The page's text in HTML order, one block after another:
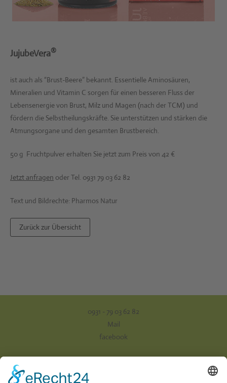
JujubeVera®
ist auch als “Brust-Beere” bekannt. Essentielle Aminosäuren,
Mineralien und Vitamin C sorgen für einen besseren Fluss der
Lebensenergie von Brust, Milz und Magen (nach der TCM) und
fördern die Selbstheilungskräfte. Sie unterstützen und stärken die
Atmungsorgane und den gesamten Brustbereich.
50 g Fruchtpulver erhalten Sie jetzt zum Preis von 42 €
Jetzt anfragen oder Tel. 0931 79 03 62 82
Text und Bildrechte: Pharmos Natur
Zurück zur Übersicht
0931 - 79 03 62 82
Mail
facebook